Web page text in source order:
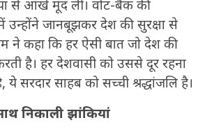
से आंखें मूंद ली। वोट-बैंक की
उन्होंने जानबूझकर देश की सुरक्षा से
ने कहा कि हर ऐसी बात जो देश की
है। हर देशवासी को उससे दूर रहना
ये सरदार साहब को सच्ची श्रद्धांजलि है।
निकाली झांकियां